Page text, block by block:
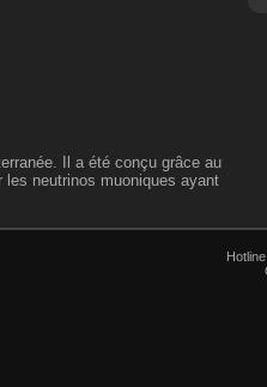
Il a été conçu grâce au
les neutrinos muoniques ayant